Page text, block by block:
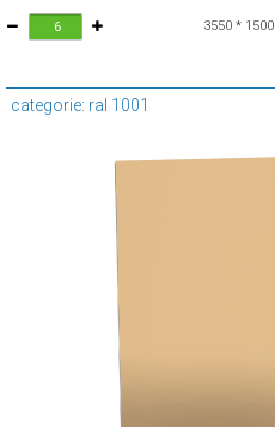
3550 *
categorie: ral 1001